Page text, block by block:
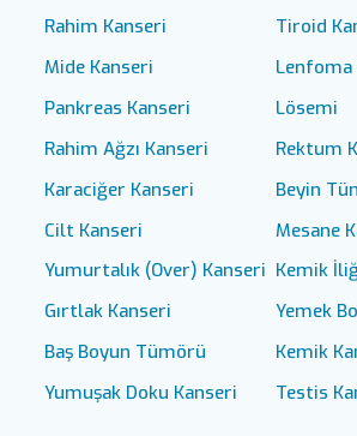
Rahim Kanseri
Tiroid
Mide Kanseri
Lenfoma
Pankreas Kanseri
Lösemi
Rahim Ağzı Kanseri
Rektum
Karaciğer Kanseri
Beyin
Cilt Kanseri
Mesane
Yumurtalık (Over) Kanseri Kemik
Gırtlak Kanseri
Yemek
Baş Boyun Tümörü
Kemik
Yumuşak Doku Kanseri
Testis